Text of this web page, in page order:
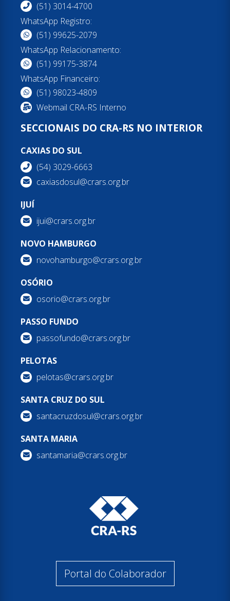
(51) 3014-4700
WhatsApp Registro:
(51) 99625-2079
WhatsApp Relacionamento:
(51) 99175-3874
WhatsApp Financeiro:
(51) 98023-4809
Webmail CRA-RS Interno
SECCIONAIS DO CRA-RS NO INTERIOR
CAXIAS DO SUL
(54) 3029-6663
caxiasdosul@crars.org.br
IJUÍ
ijui@crars.org.br
NOVO HAMBURGO
novohamburgo@crars.org.br
OSÓRIO
osorio@crars.org.br
PASSO FUNDO
passofundo@crars.org.br
PELOTAS
pelotas@crars.org.br
SANTA CRUZ DO SUL
santacruzdosul@crars.org.br
SANTA MARIA
santamaria@crars.org.br
Portal do Colaborador